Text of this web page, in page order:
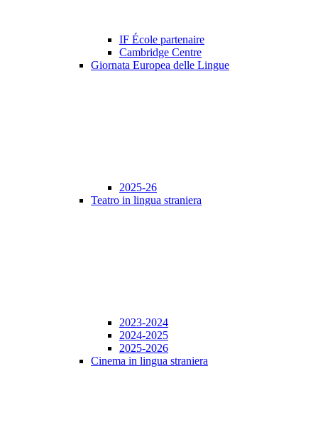
IF École partenaire
Cambridge Centre
Giornata Europea delle Lingue
2025-26
Teatro in lingua straniera
2023-2024
2024-2025
2025-2026
Cinema in lingua straniera